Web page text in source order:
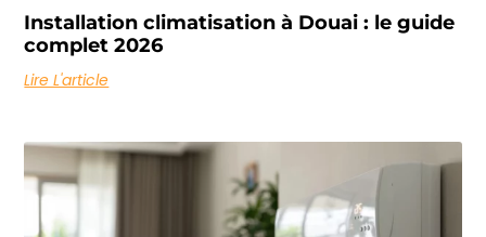
Installation climatisation à Douai : le guide
complet 2026
Lire L'article